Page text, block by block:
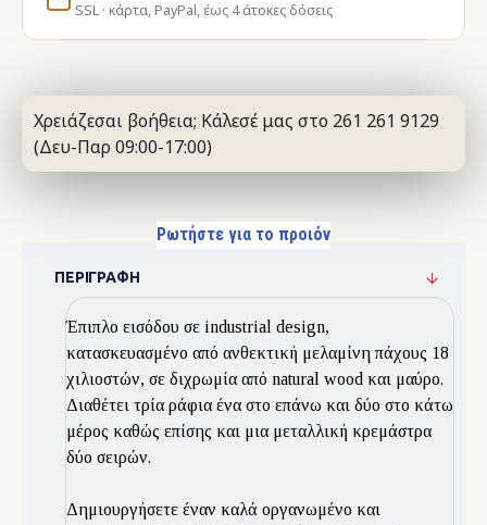
SSL · κάρτα, PayPal, έως 4 άτοκες δόσεις
Χρειάζεσαι βοήθεια; Κάλεσέ μας στο 261 261 9129
(Δευ-Παρ 09:00-17:00)
Ρωτήστε για το προιόν
ΠΕΡΙΓΡΑΦΉ
Έπιπλο εισόδου σε industrial design,
κατασκευασμένο από ανθεκτική μελαμίνη πάχους 18
χιλιοστών, σε διχρωμία από natural wood και μαύρο.
Διαθέτει τρία ράφια ένα στο επάνω και δύο στο κάτω
μέρος καθώς επίσης και μια μεταλλική κρεμάστρα
δύο σειρών.
Δημιουργήσετε έναν καλά οργανωμένο και